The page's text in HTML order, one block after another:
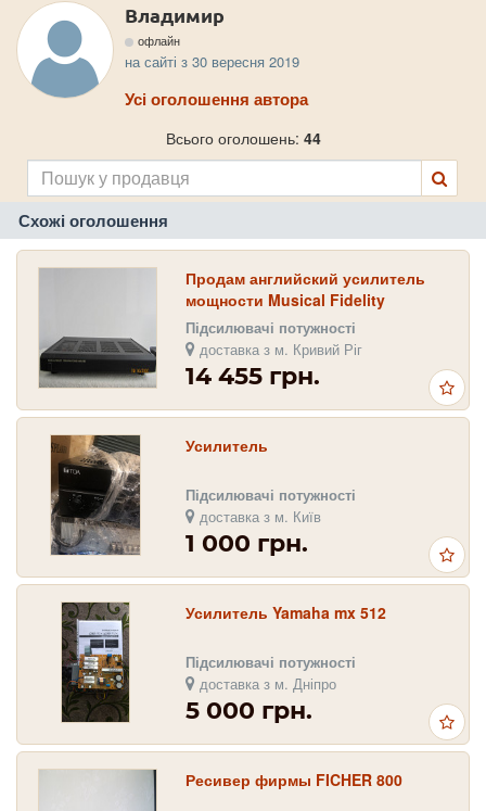
Владимир
офлайн
на сайті з 30 вересня 2019
Усі оголошення автора
Всього оголошень: 44
Схожі оголошення
Продам английский усилитель
мощности Musical Fidelity
Підсилювачі потужності
доставка з м. Кривий Ріг
14 455 грн.
Усилитель
Підсилювачі потужності
доставка з м. Київ
1 000 грн.
Усилитель Yamaha mx 512
Підсилювачі потужності
доставка з м. Дніпро
5 000 грн.
Ресивер фирмы FICHER 800